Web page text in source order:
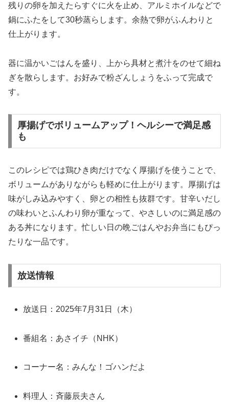
残りの卵を加えたらすぐに火を止め、アルミホイルなどで
鍋にふたをして30秒蒸らします。余熱で卵がふんわりと
仕上がります。
器に温かいごはんを盛り、上から具材と煮汁をのせて細ね
ぎを散らします。お好みで粉ざんしょうをふって完成で
す。
厚揚げでボリュームアップ！ヘルシーで満足感
も
このレシピでは鶏ひき肉だけでなく厚揚げを使うことで、
ボリュームがありながらも軽めに仕上がります。厚揚げは
味がしみ込みやすく、卵との相性も抜群です。甘辛いだし
の味わいとふんわり卵が重なって、やさしいのに満足感の
ある丼になります。忙しい日の晩ごはんやお弁当にもぴっ
たりな一品です。
放送情報
放送日：2025年7月31日（木）
番組名：あさイチ（NHK）
コーナー名：みんな！ゴハンだよ
料理人：斉藤辰夫さん